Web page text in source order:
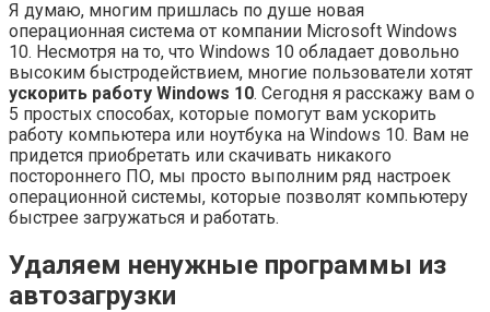
Я думаю, многим пришлась по душе новая
операционная система от компании Microsoft Windows
10. Несмотря на то, что Windows 10 обладает довольно
высоким быстродействием, многие пользователи хотят
ускорить работу Windows 10. Сегодня я расскажу вам о
5 простых способах, которые помогут вам ускорить
работу компьютера или ноутбука на Windows 10. Вам не
придется приобретать или скачивать никакого
постороннего ПО, мы просто выполним ряд настроек
операционной системы, которые позволят компьютеру
быстрее загружаться и работать.
Удаляем ненужные программы из
автозагрузки